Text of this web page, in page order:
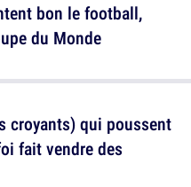
croyants) qui poussent
fait vendre des
bon le football,
du Monde